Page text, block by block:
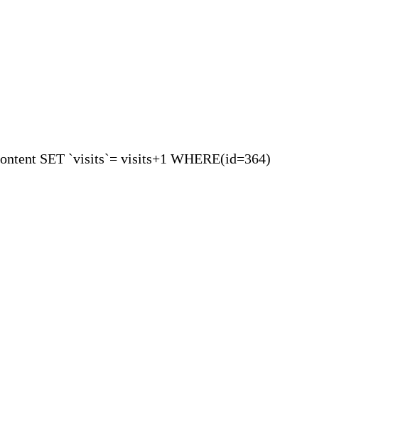
SET `visits`= visits+1 WHERE(id=364)